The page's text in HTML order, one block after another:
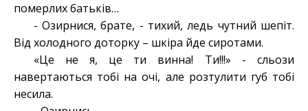
померлих батьків…
- Озирнися, брате, - тихий, ледь чутний шепіт.
Від холодного доторку – шкіра йде сиротами.
«Це не я, це ти винна! Ти!!!» - сльози
навертаються тобі на очі, але розтулити губ тобі
несила.